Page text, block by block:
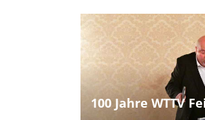
100 Jahre WTTV